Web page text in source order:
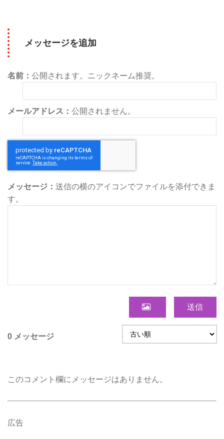
メッセージを追加
名前： 公開されます。ニックネーム推奨。
メールアドレス： 公開されません。
メッセージ： 送信の横のアイコンでファイルを添付できま
す。
送信
0 メッセージ
このコメント欄にメッセージはありません。
広告